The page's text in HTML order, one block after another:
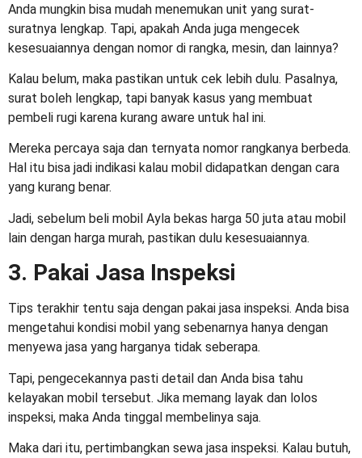
Anda mungkin bisa mudah menemukan unit yang surat-
suratnya lengkap. Tapi, apakah Anda juga mengecek
kesesuaiannya dengan nomor di rangka, mesin, dan lainnya?
Kalau belum, maka pastikan untuk cek lebih dulu. Pasalnya,
surat boleh lengkap, tapi banyak kasus yang membuat
pembeli rugi karena kurang aware untuk hal ini.
Mereka percaya saja dan ternyata nomor rangkanya berbeda.
Hal itu bisa jadi indikasi kalau mobil didapatkan dengan cara
yang kurang benar.
Jadi, sebelum beli mobil Ayla bekas harga 50 juta atau mobil
lain dengan harga murah, pastikan dulu kesesuaiannya.
3. Pakai Jasa Inspeksi
Tips terakhir tentu saja dengan pakai jasa inspeksi. Anda bisa
mengetahui kondisi mobil yang sebenarnya hanya dengan
menyewa jasa yang harganya tidak seberapa.
Tapi, pengecekannya pasti detail dan Anda bisa tahu
kelayakan mobil tersebut. Jika memang layak dan lolos
inspeksi, maka Anda tinggal membelinya saja.
Maka dari itu, pertimbangkan sewa jasa inspeksi. Kalau butuh,